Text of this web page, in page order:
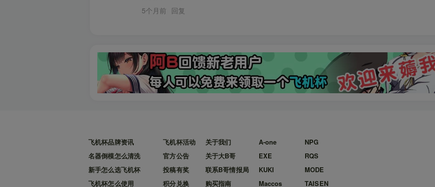
5个月前 回复
飞机杯品牌资讯
名器倒模怎么清洗
新手怎么选飞机杯
飞机杯怎么使用
飞机杯活动
官方公告
投稿有奖
积分兑换
关于我们
关于大B哥
联系B哥情报局
购买指南
A-one
EXE
KUKI
Maccos
NPG
RQS
MODE
TAISEN